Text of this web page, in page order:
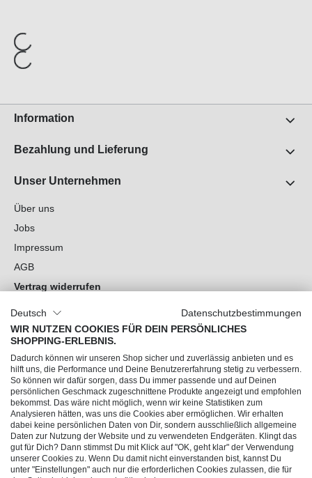
Information
Bezahlung und Lieferung
Unser Unternehmen
Über uns
Jobs
Impressum
AGB
Vertrag widerrufen
Cookie-Einstellungen
Du hast Fragen?
Unsere Socials
Deutsch
Datenschutzbestimmungen
WIR NUTZEN COOKIES FÜR DEIN PERSÖNLICHES
SHOPPING-ERLEBNIS.
Dadurch können wir unseren Shop sicher und zuverlässig anbieten und es
hilft uns, die Performance und Deine Benutzererfahrung stetig zu verbessern.
So können wir dafür sorgen, dass Du immer passende und auf Deinen
persönlichen Geschmack zugeschnittene Produkte angezeigt und empfohlen
bekommst. Das wäre nicht möglich, wenn wir keine Statistiken zum
Analysieren hätten, was uns die Cookies aber ermöglichen. Wir erhalten
dabei keine persönlichen Daten von Dir, sondern ausschließlich allgemeine
Daten zur Nutzung der Website und zu verwendeten Endgeräten. Klingt das
gut für Dich? Dann stimmst Du mit Klick auf "OK, geht klar" der Verwendung
unserer Cookies zu. Wenn Du damit nicht einverstanden bist, kannst Du
unter "Einstellungen" auch nur die erforderlichen Cookies zulassen, die für